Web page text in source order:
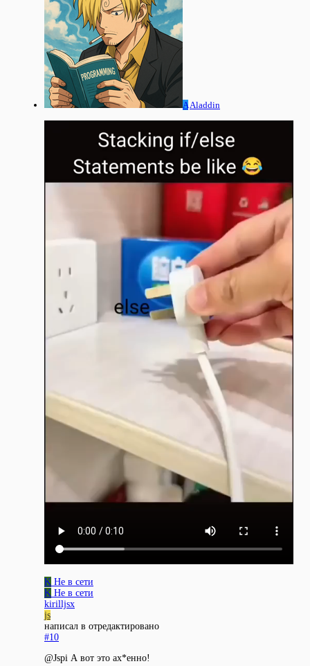
AAladdin
K Не в сети
K Не в сети
kirilljsx
js
написал в отредактировано
#10
@Jspi А вот это ах*енно!